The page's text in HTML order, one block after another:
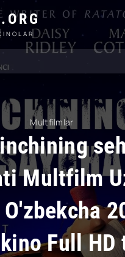
Multfilmlar
Multfilm
Full HD